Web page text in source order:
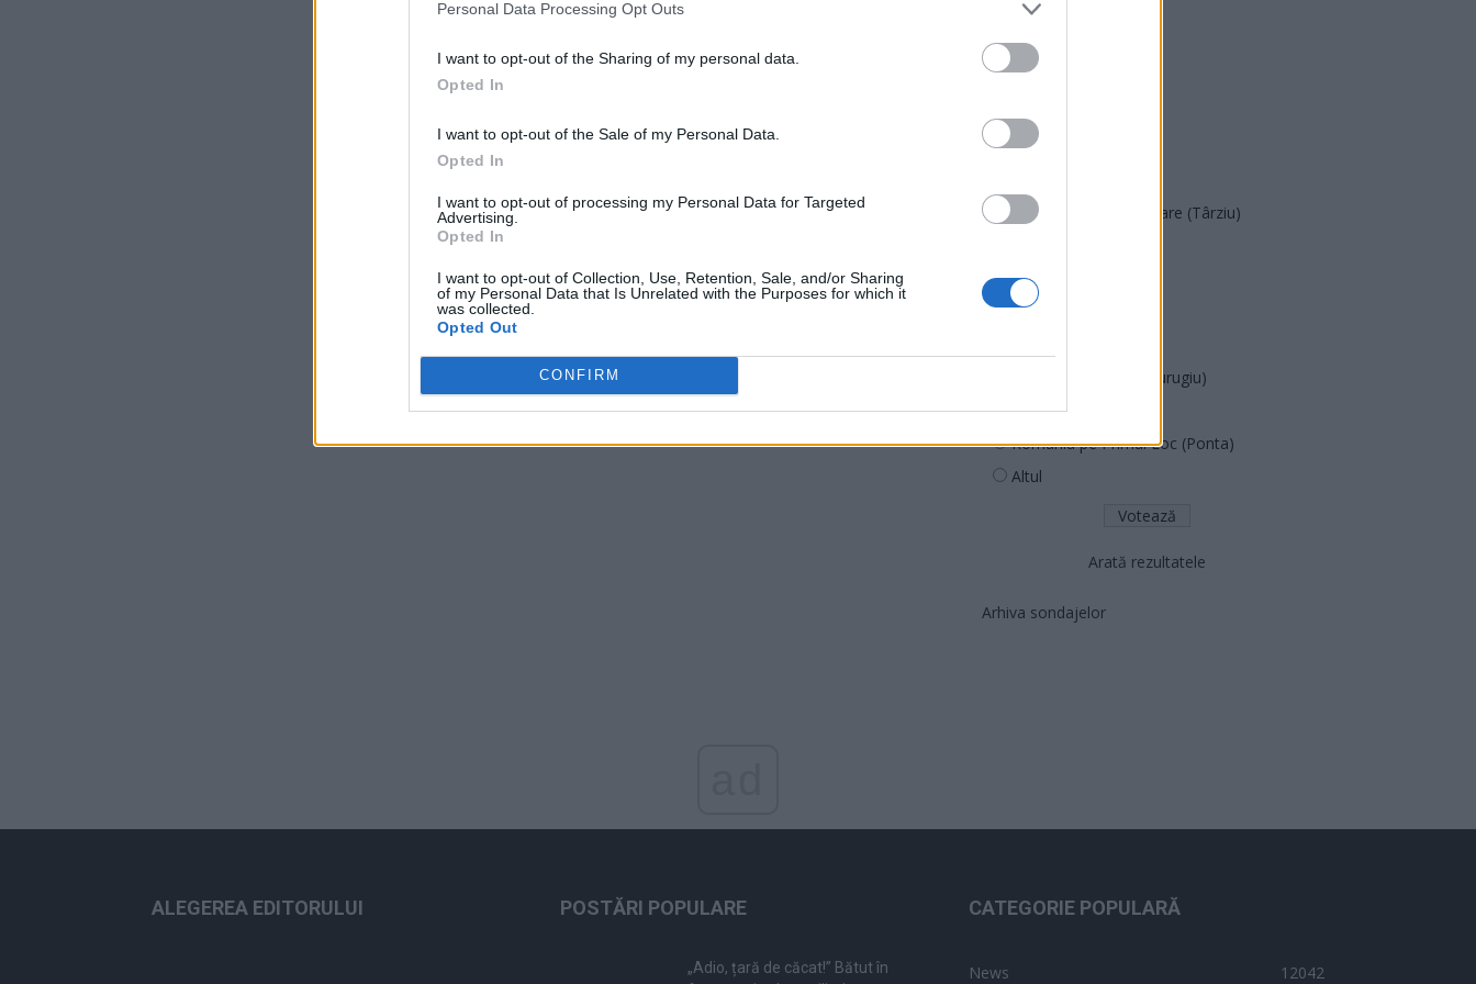
Personal Data Processing Opt Outs
I want to opt-out of the Sharing of my personal data.
Opted In
I want to opt-out of the Sale of my Personal Data.
Opted In
I want to opt-out of processing my Personal Data for Targeted
Advertising.
Opted In
I want to opt-out of Collection, Use, Retention, Sale, and/or Sharing
of my Personal Data that Is Unrelated with the Purposes for which it
was collected.
Opted Out
CONFIRM
PNȚMM
REPER
POT (Gavrilă)
Acțiunea Conservatoare (Târziu)
PUSL (D. Voiculescu)
PNȚCD (Pavelescu)
Partidul Patrioților (Surugiu)
FAR (Coarnă)
România pe Primul Loc (Ponta)
Altul
Arată rezultatele
Arhiva sondajelor
ALEGEREA EDITORULUI POSTĂRI POPULARE
„Adio, țară de căcat!” Bătut în
CATEGORIE POPULARĂ
News 12042